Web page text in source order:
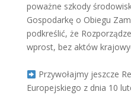
poważne szkody
Gospodarkę o Obiegu
podkreślić, że
wprost, bez aktów
Przywołajmy jeszcze
Europejskiego z dnia 10